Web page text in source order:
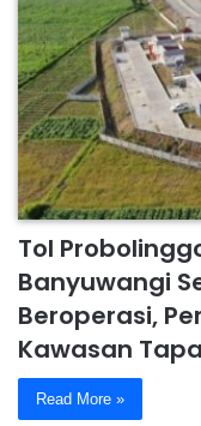
Tol
Banyuwangi
Beroperasi,
Kawasan
Read More »